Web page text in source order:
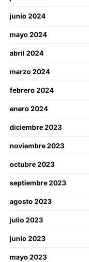
junio 2024
mayo 2024
abril 2024
marzo 2024
febrero 2024
enero 2024
diciembre 2023
noviembre 2023
octubre 2023
septiembre 2023
agosto 2023
julio 2023
junio 2023
mayo 2023